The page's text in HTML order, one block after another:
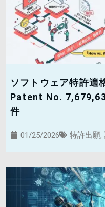
ソフトウェア特許適
Patent No.
件
01/25/2026 特許出願,